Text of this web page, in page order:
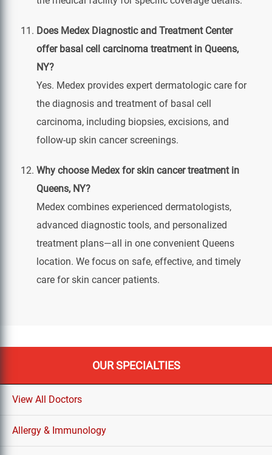
OUR SPECIALTIES
View All Doctors
Allergy & Immunology
Does Medex Diagnostic and Treatment Center
offer basal cell carcinoma treatment in Queens,
NY?
Yes. Medex provides expert dermatologic care for
the diagnosis and treatment of basal cell
carcinoma, including biopsies, excisions, and
follow-up skin cancer screenings.
Why choose Medex for skin cancer treatment in
Queens, NY?
Medex combines experienced dermatologists,
advanced diagnostic tools, and personalized
treatment plans—all in one convenient Queens
location. We focus on safe, effective, and timely
care for skin cancer patients.